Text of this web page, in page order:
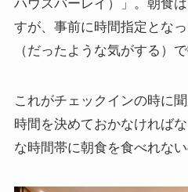
ハウスバーレイ）」。朝食
すが、事前に時間指定とな
（だったような気がする）
これがチェックインの時に
時間を決めておかなければ
な時間帯に朝食を食べれな